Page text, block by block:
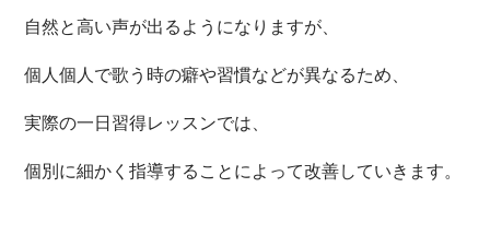
自然と高い声が出るようになりますが、
個人個人で歌う時の癖や習慣などが異なるため、
実際の一日習得レッスンでは、
個別に細かく指導することによって改善していきます。